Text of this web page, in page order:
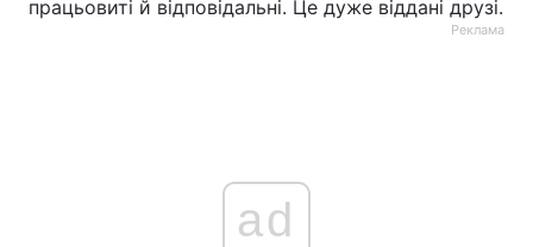
працьовиті й відповідальні. Це дуже віддані друзі.
Реклама
ad